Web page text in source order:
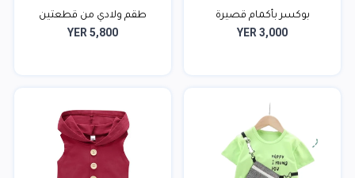
بوكسر بأكمام قصيرة
YER 3,000
طقم ولادي من قطعتين
YER 5,800